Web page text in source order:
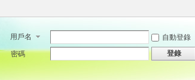
用戶名 自動登錄
密碼
登錄